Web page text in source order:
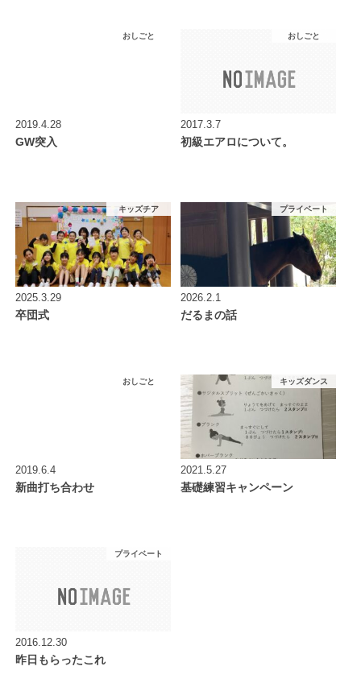
おしごと
2019.4.28
GW突入
おしごと
2017.3.7
初級エアロについて。
キッズチア
2025.3.29
卒団式
プライベート
2026.2.1
だるまの話
おしごと
2019.6.4
新曲打ち合わせ
キッズダンス
2021.5.27
基礎練習キャンペーン
プライベート
2016.12.30
昨日もらったこれ